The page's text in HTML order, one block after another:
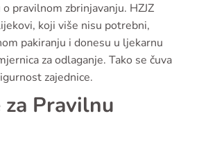
pravilnom zbrinjavanju. HZJZ
koji više nisu potrebni,
pakiranju i donesu u ljekarnu
za odlaganje. Tako se čuva
zajednice.
Pravilnu